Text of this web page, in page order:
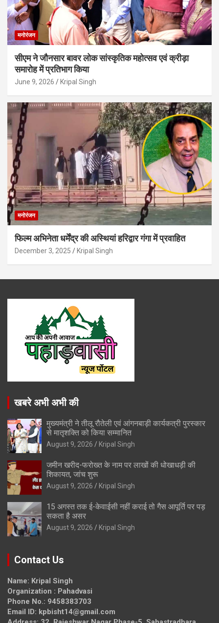
मनोरंजन
सीएम ने जौनसार बावर लोक सांस्कृतिक महोत्सव एवं क्रीड़ा
समारोह में प्रतिभाग किया
June 9, 2026 Kripal Singh
मनोरंजन
फिल्म अभिनेता धर्मेंद्र की अस्थियां हरिद्वार गंगा में प्रवाहित
December 3, 2025 Kripal Singh
खबरे अभी अभी की
मुख्यमंत्री ने तीलू रौतेली एवं आंगनबाड़ी कार्यकत्री पुरस्कार
से मातृशक्ति को किया सम्मानित
August 9, 2026 Kripal Singh
जमीन खरीद-फरोख्त के नाम पर लाखों की धोखाधड़ी की
शिकायत, जांच शुरू
August 9, 2026 Kripal Singh
15 अगस्त तक ई-केवाईसी नहीं कराई तो गैस आपूर्ति पर पड़
सकता है असर
August 9, 2026 Kripal Singh
Contact Us
Name: Kripal Singh
Organization : Pahadvasi
Phone No.: 9458383703
Email ID: kpbisht14@gmail.com